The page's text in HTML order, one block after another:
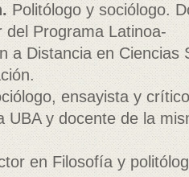
Politólogo y sociólogo.
del Programa Latinoa-
a Distancia en Ciencias
ensayista y
UBA y docente de la
en Filosofía y